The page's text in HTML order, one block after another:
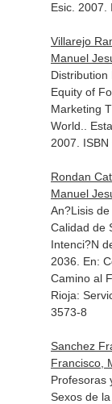
Esic. 2007.
Villarejo
Manuel
Distribution
Equity of
Marketing
World.
.
2007.
Rondan
Manuel
An?Lisis
Calidad de
Intenci?N
2036. En:
Camino al
Rioja:
3573-8
Sanchez
Francisco,
Profesoras
Sexos de